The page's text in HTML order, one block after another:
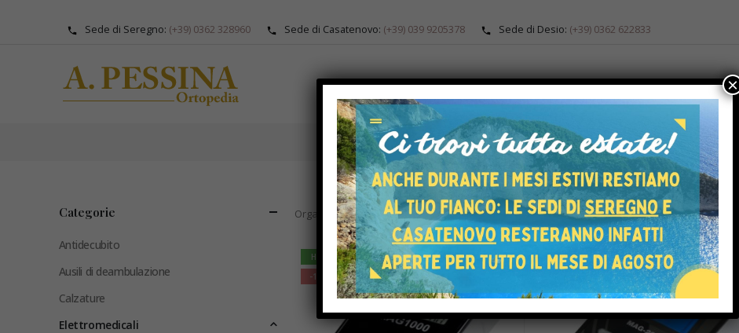
Sede di Seregno: (+39) 0362 328960 Sede di Casatenovo: (+39) 039 9205378 Sede di Desio: (+39) 0362 622833
CATALOGO ARTICOLI ORTOPEDICI PRODOTTI SU MISURA SERVIZI SU MISURA
HOME SHOP ELETTROMEDICALI
Organizza per:
HOT
-17%
HOT
Categorie
Antidecubito
Ausili di deambulazione
Calzature
Elettromedicali
×